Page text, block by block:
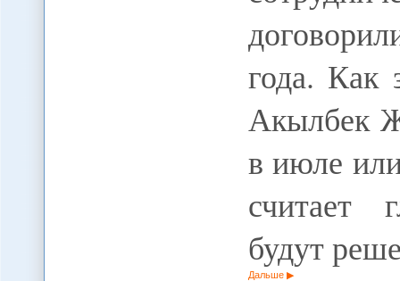
года. Как
Акылбек
в июле
считает
будут
Дальше